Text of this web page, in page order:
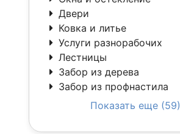
Двери
Ковка и литье
Услуги разнорабочих
Лестницы
Забор из дерева
Забор из профнастила
Показать еще (59)